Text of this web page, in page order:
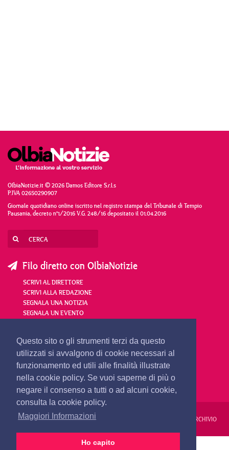
Questo sito o gli strumenti terzi da questo
utilizzati si avvalgono di cookie necessari al
funzionamento ed utili alle finalità illustrate
nella cookie policy. Se vuoi saperne di più o
negare il consenso a tutti o ad alcuni cookie,
consulta la cookie policy.
Maggiori Informazioni
Ho capito
OlbiaNotizie.it © 2026 Damos Editore S.r.l.s
P.IVA 02650290907
Giornale quotidiano online iscritto nel registro stampa del Tribunale di Tempio
Pausania, decreto n°1/2016 V.G. 248/16 depositato il 01.04.2016
Filo diretto con OlbiaNotizie
SCRIVI AL DIRETTORE
SCRIVI ALLA REDAZIONE
SEGNALA UNA NOTIZIA
SEGNALA UN EVENTO
redazione@olbianotizie.it
REDAZIONE PUBBLICITÀ PRIVACY E COOKIES ARCHIVIO